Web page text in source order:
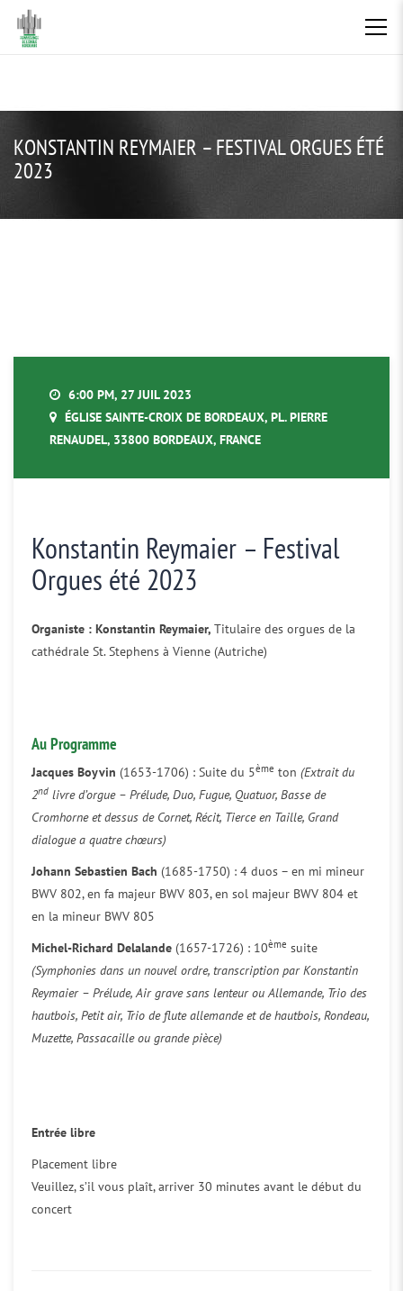
KONSTANTIN REYMAIER – FESTIVAL ORGUES ÉTÉ
2023
6:00 PM, 27 JUIL 2023
ÉGLISE SAINTE-CROIX DE BORDEAUX, PL. PIERRE
RENAUDEL, 33800 BORDEAUX, FRANCE
Konstantin Reymaier – Festival
Orgues été 2023
Organiste : Konstantin Reymaier, Titulaire des orgues de la
cathédrale St. Stephens à Vienne (Autriche)
Au Programme
Jacques Boyvin (1653-1706) : Suite du 5ème ton (Extrait du
2nd livre d’orgue – Prélude, Duo, Fugue, Quatuor, Basse de
Cromhorne et dessus de Cornet, Récit, Tierce en Taille, Grand
dialogue a quatre chœurs)
Johann Sebastien Bach (1685-1750) : 4 duos – en mi mineur
BWV 802, en fa majeur BWV 803, en sol majeur BWV 804 et
en la mineur BWV 805
Michel-Richard Delalande (1657-1726) : 10ème suite
(Symphonies dans un nouvel ordre, transcription par Konstantin
Reymaier – Prélude, Air grave sans lenteur ou Allemande, Trio des
hautbois, Petit air, Trio de flute allemande et de hautbois, Rondeau,
Muzette, Passacaille ou grande pièce)
Entrée libre
Placement libre
Veuillez, s’il vous plaît, arriver 30 minutes avant le début du
concert